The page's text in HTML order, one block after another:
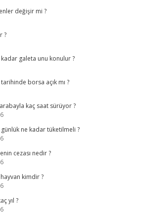
değişir mi ?
?
galeta unu konulur ?
borsa açık mı ?
kaç saat sürüyor ?
ne kadar tüketilmeli ?
cezası nedir ?
kimdir ?
yıl ?